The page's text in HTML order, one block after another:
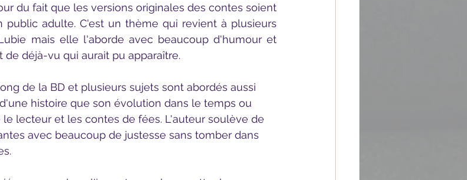
du fait que les versions originales des contes soient
adulte. C'est un thème qui revient à plusieurs
mais elle l'aborde avec beaucoup d'humour et
déjà-vu qui aurait pu apparaître.
histoire que son évolution dans le temps ou
lecteur et les contes de fées. L'auteur soulève de
avec beaucoup de justesse sans tomber dans